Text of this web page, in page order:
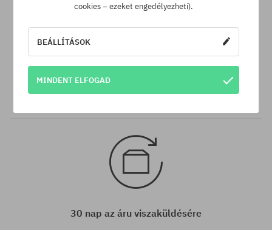
webáruházban megtalálnád a termékünket alacsonyabb áron,
akkor csak neked levisszük a termék árát!
30 nap az áru viszaküldésére
cookies – ezeket engedélyezheti).
BEÁLLÍTÁSOK
MINDENT ELFOGAD